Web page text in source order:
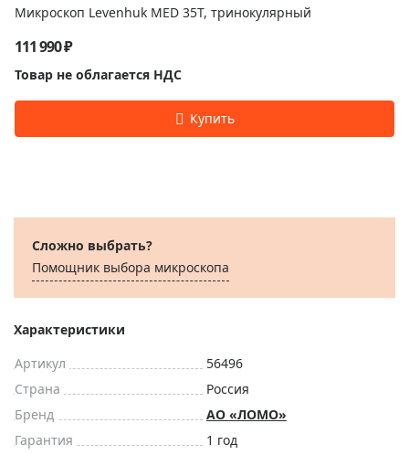
Микроскоп Levenhuk MED 35T, тринокулярный
111 990 ₽
Товар не облагается НДС
Сложно выбрать?
Помощник выбора микроскoпа
Характеристики
Артикул
56496
Страна
Россия
Бренд
АО «ЛОМО»
Гарантия
1 год